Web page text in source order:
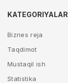
KATEGORIYALAR
Biznes reja
Taqdimot
Mustaqil ish
Statistika